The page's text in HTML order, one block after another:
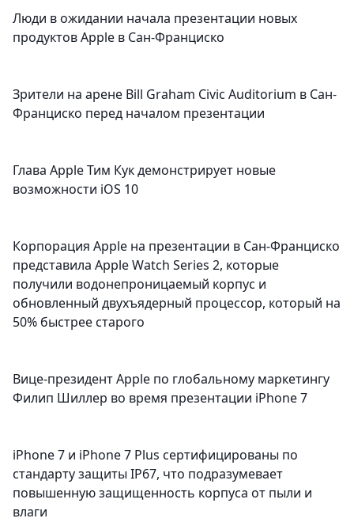
Люди в ожидании начала презентации новых
продуктов Apple в Сан-Франциско
Зрители на арене Bill Graham Civic Auditorium в Сан-
Франциско перед началом презентации
Глава Apple Тим Кук демонстрирует новые
возможности iOS 10
Корпорация Apple на презентации в Сан-Франциско
представила Apple Watch Series 2, которые
получили водонепроницаемый корпус и
обновленный двухъядерный процессор, который на
50% быстрее старого
Вице-президент Apple по глобальному маркетингу
Филип Шиллер во время презентации iPhone 7
iPhone 7 и iPhone 7 Plus сертифицированы по
стандарту защиты IP67, что подразумевает
повышенную защищенность корпуса от пыли и
влаги